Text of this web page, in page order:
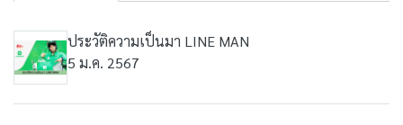
ประวัติความเป็นมา LINE MAN
5 ม.ค. 2567